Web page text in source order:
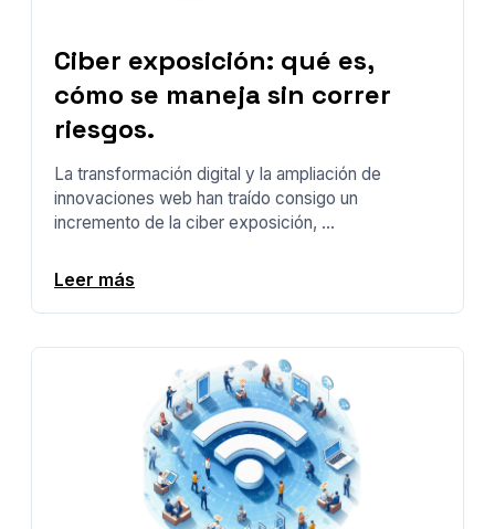
Ciber exposición: qué es,
cómo se maneja sin correr
riesgos.
La transformación digital y la ampliación de
innovaciones web han traído consigo un
incremento de la ciber exposición, ...
Leer más